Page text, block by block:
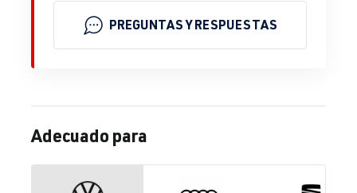
PREGUNTAS Y RESPUESTAS
Adecuado para